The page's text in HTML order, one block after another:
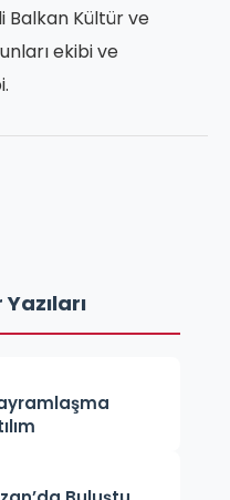
Balkan Kültür ve
ekibi ve